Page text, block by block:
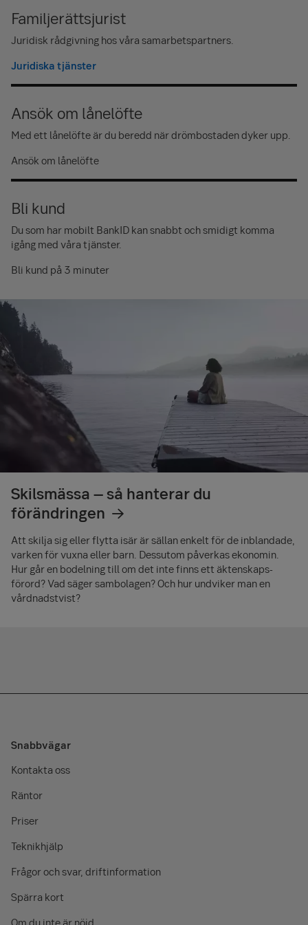
Familjerättsjurist
Juridisk rådgivning hos våra samarbetspartners.
Juridiska tjänster
Ansök om lånelöfte
Med ett lånelöfte är du beredd när drömbostaden dyker upp.
Ansök om lånelöfte
Bli kund
Du som har mobilt BankID kan snabbt och smidigt komma
igång med våra tjänster.
Bli kund på 3 minuter
Skilsmässa – så hanterar du
förändringen
Att skilja sig eller flytta isär är sällan enkelt för de inblandade,
varken för vuxna eller barn. Dessutom påverkas ekonomin.
Hur går en bodelning till om det inte finns ett äktenskaps­
förord? Vad säger sambolagen? Och hur undviker man en
vårdnadstvist?
Snabbvägar
Kontakta oss
Räntor
Priser
Teknikhjälp
Frågor och svar, driftinformation
Spärra kort